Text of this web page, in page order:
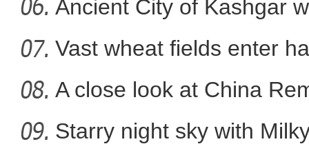
Ancient City of Kashgar
Vast wheat fields enter
A close look at China
Starry night sky with